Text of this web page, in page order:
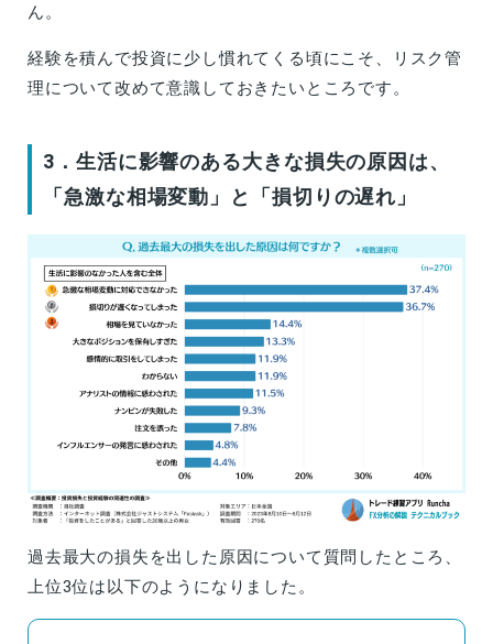
ん。
経験を積んで投資に少し慣れてくる頃にこそ、リスク管
理について改めて意識しておきたいところです。
3．生活に影響のある大きな損失の原因は、
「急激な相場変動」と「損切りの遅れ」
過去最大の損失を出した原因について質問したところ、
上位3位は以下のようになりました。